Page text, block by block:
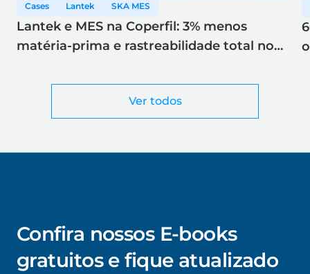
Ver todos
Cases Lantek SKA MES
Lantek e MES na Coperfil: 3% menos
matéria-prima e rastreabilidade total no
Confira nossos E-books
gratuitos e fique atualizado